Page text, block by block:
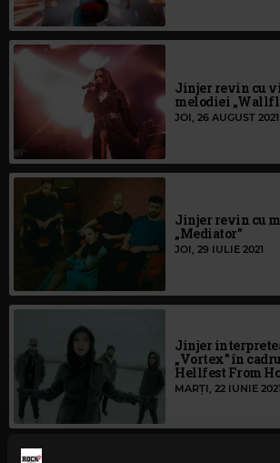
Jinjer revin cu
melodiei
JOI, 26 AUGUST 2021
Jinjer revin cu
„Mediator”
JOI, 29 IULIE 2021
Jinjer
„Vortex” în
Hellfest From
MARȚI, 22 IUNIE 2021